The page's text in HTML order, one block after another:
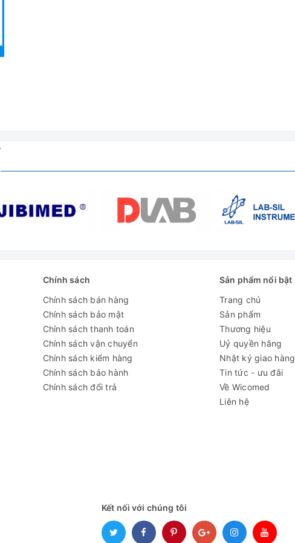
0.3- 0.7 MPa
Chính sách
Chính sách bán hàng
Chính sách bảo mật
Chính sách thanh toán
Chính sách vận chuyển
Chính sách kiểm hàng
Chính sách bảo hành
Chính sách đổi trả
Sản phẩm nổi bật
Trang chủ
Sản phẩm
Thương hiệu
Uỷ quyền hãng
Nhật ký giao hàng
Tin tức - ưu đãi
Về Wicomed
Liên hệ
Kết nối với chúng tôi